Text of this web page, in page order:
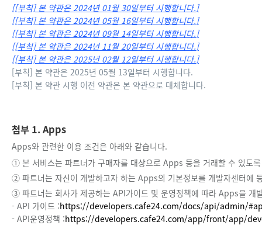
[부칙] 본 약관은 2024년 01월 30일부터 시행합니다.
[부칙] 본 약관은 2024년 05월 16일부터 시행합니다.
[부칙] 본 약관은 2024년 09월 14일부터 시행합니다.
[부칙] 본 약관은 2024년 11월 20일부터 시행합니다.
[부칙] 본 약관은 2025년 02월 12일부터 시행합니다.
[부칙] 본 약관은 2025년 05월 13일부터 시행합니다.
[부칙] 본 약관 시행 이전 약관은 본 약관으로 대체합니다.
첨부 1. Apps
Apps와 관련한 이용 조건은 아래와 같습니다.
① 본 서비스는 파트너가 구매자를 대상으로 Apps 등을 거래할 수 있도
② 파트너는 자신이 개발하고자 하는 Apps의 기본정보를 개발자센터에
③ 파트너는 회사가 제공하는 API가이드 및 운영정책에 따라 Apps을 개
- API 가이드 :https://developers.cafe24.com/docs/api/admin/
- API운영정책 :https://developers.cafe24.com/app/front/app/